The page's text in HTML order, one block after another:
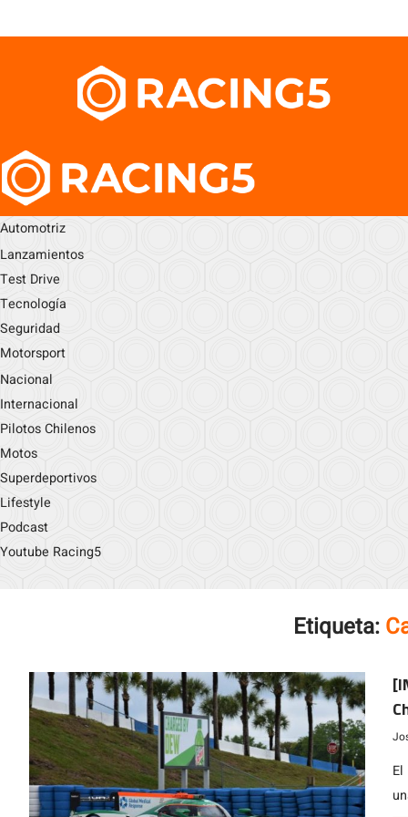
Automotriz
Lanzamientos
Test Drive
Tecnología
Seguridad
Motorsport
Nacional
Internacional
Pilotos Chilenos
Motos
Superdeportivos
Lifestyle
Podcast
Youtube Racing5
Etiqueta: